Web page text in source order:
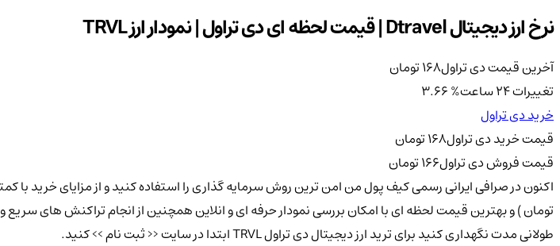
نرخ ارز دیجیتال Dtravel | قیمت لحظه ای دی تراول | نمودار ارز TRVL
آخرین قیمت دی تراول168تومان
تغییرات 24 ساعت
3.66%
خرید دی تراول
قیمت خرید دی تراول168تومان
قیمت فروش دی تراول166تومان
تومان ) و بهترین قیمت لحظه ای با امکان بررسی نمودار حرفه ای و انلاین همچنین از انجام تراکنش های
طولانی مدت نگهداری کنید برای ترید ارز دیجیتال دی تراول TRVL ابتدا در سایت << ثبت نام >> کنید.